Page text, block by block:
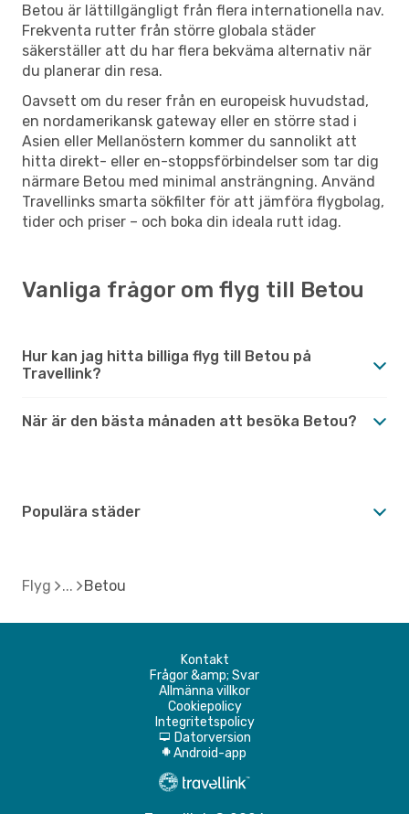
Betou är lättillgängligt från flera internationella nav.
Frekventa rutter från större globala städer
säkerställer att du har flera bekväma alternativ när
du planerar din resa.
Oavsett om du reser från en europeisk huvudstad,
en nordamerikansk gateway eller en större stad i
Asien eller Mellanöstern kommer du sannolikt att
hitta direkt- eller en-stoppsförbindelser som tar dig
närmare Betou med minimal ansträngning. Använd
Travellinks smarta sökfilter för att jämföra flygbolag,
tider och priser – och boka din ideala rutt idag.
Vanliga frågor om flyg till Betou
Hur kan jag hitta billiga flyg till Betou på
Travellink?
När är den bästa månaden att besöka Betou?
Populära städer
Flyg Betou
Kontakt
Frågor &amp; Svar
Allmänna villkor
Cookiepolicy
Integritetspolicy
d Datorversion
A Android-app